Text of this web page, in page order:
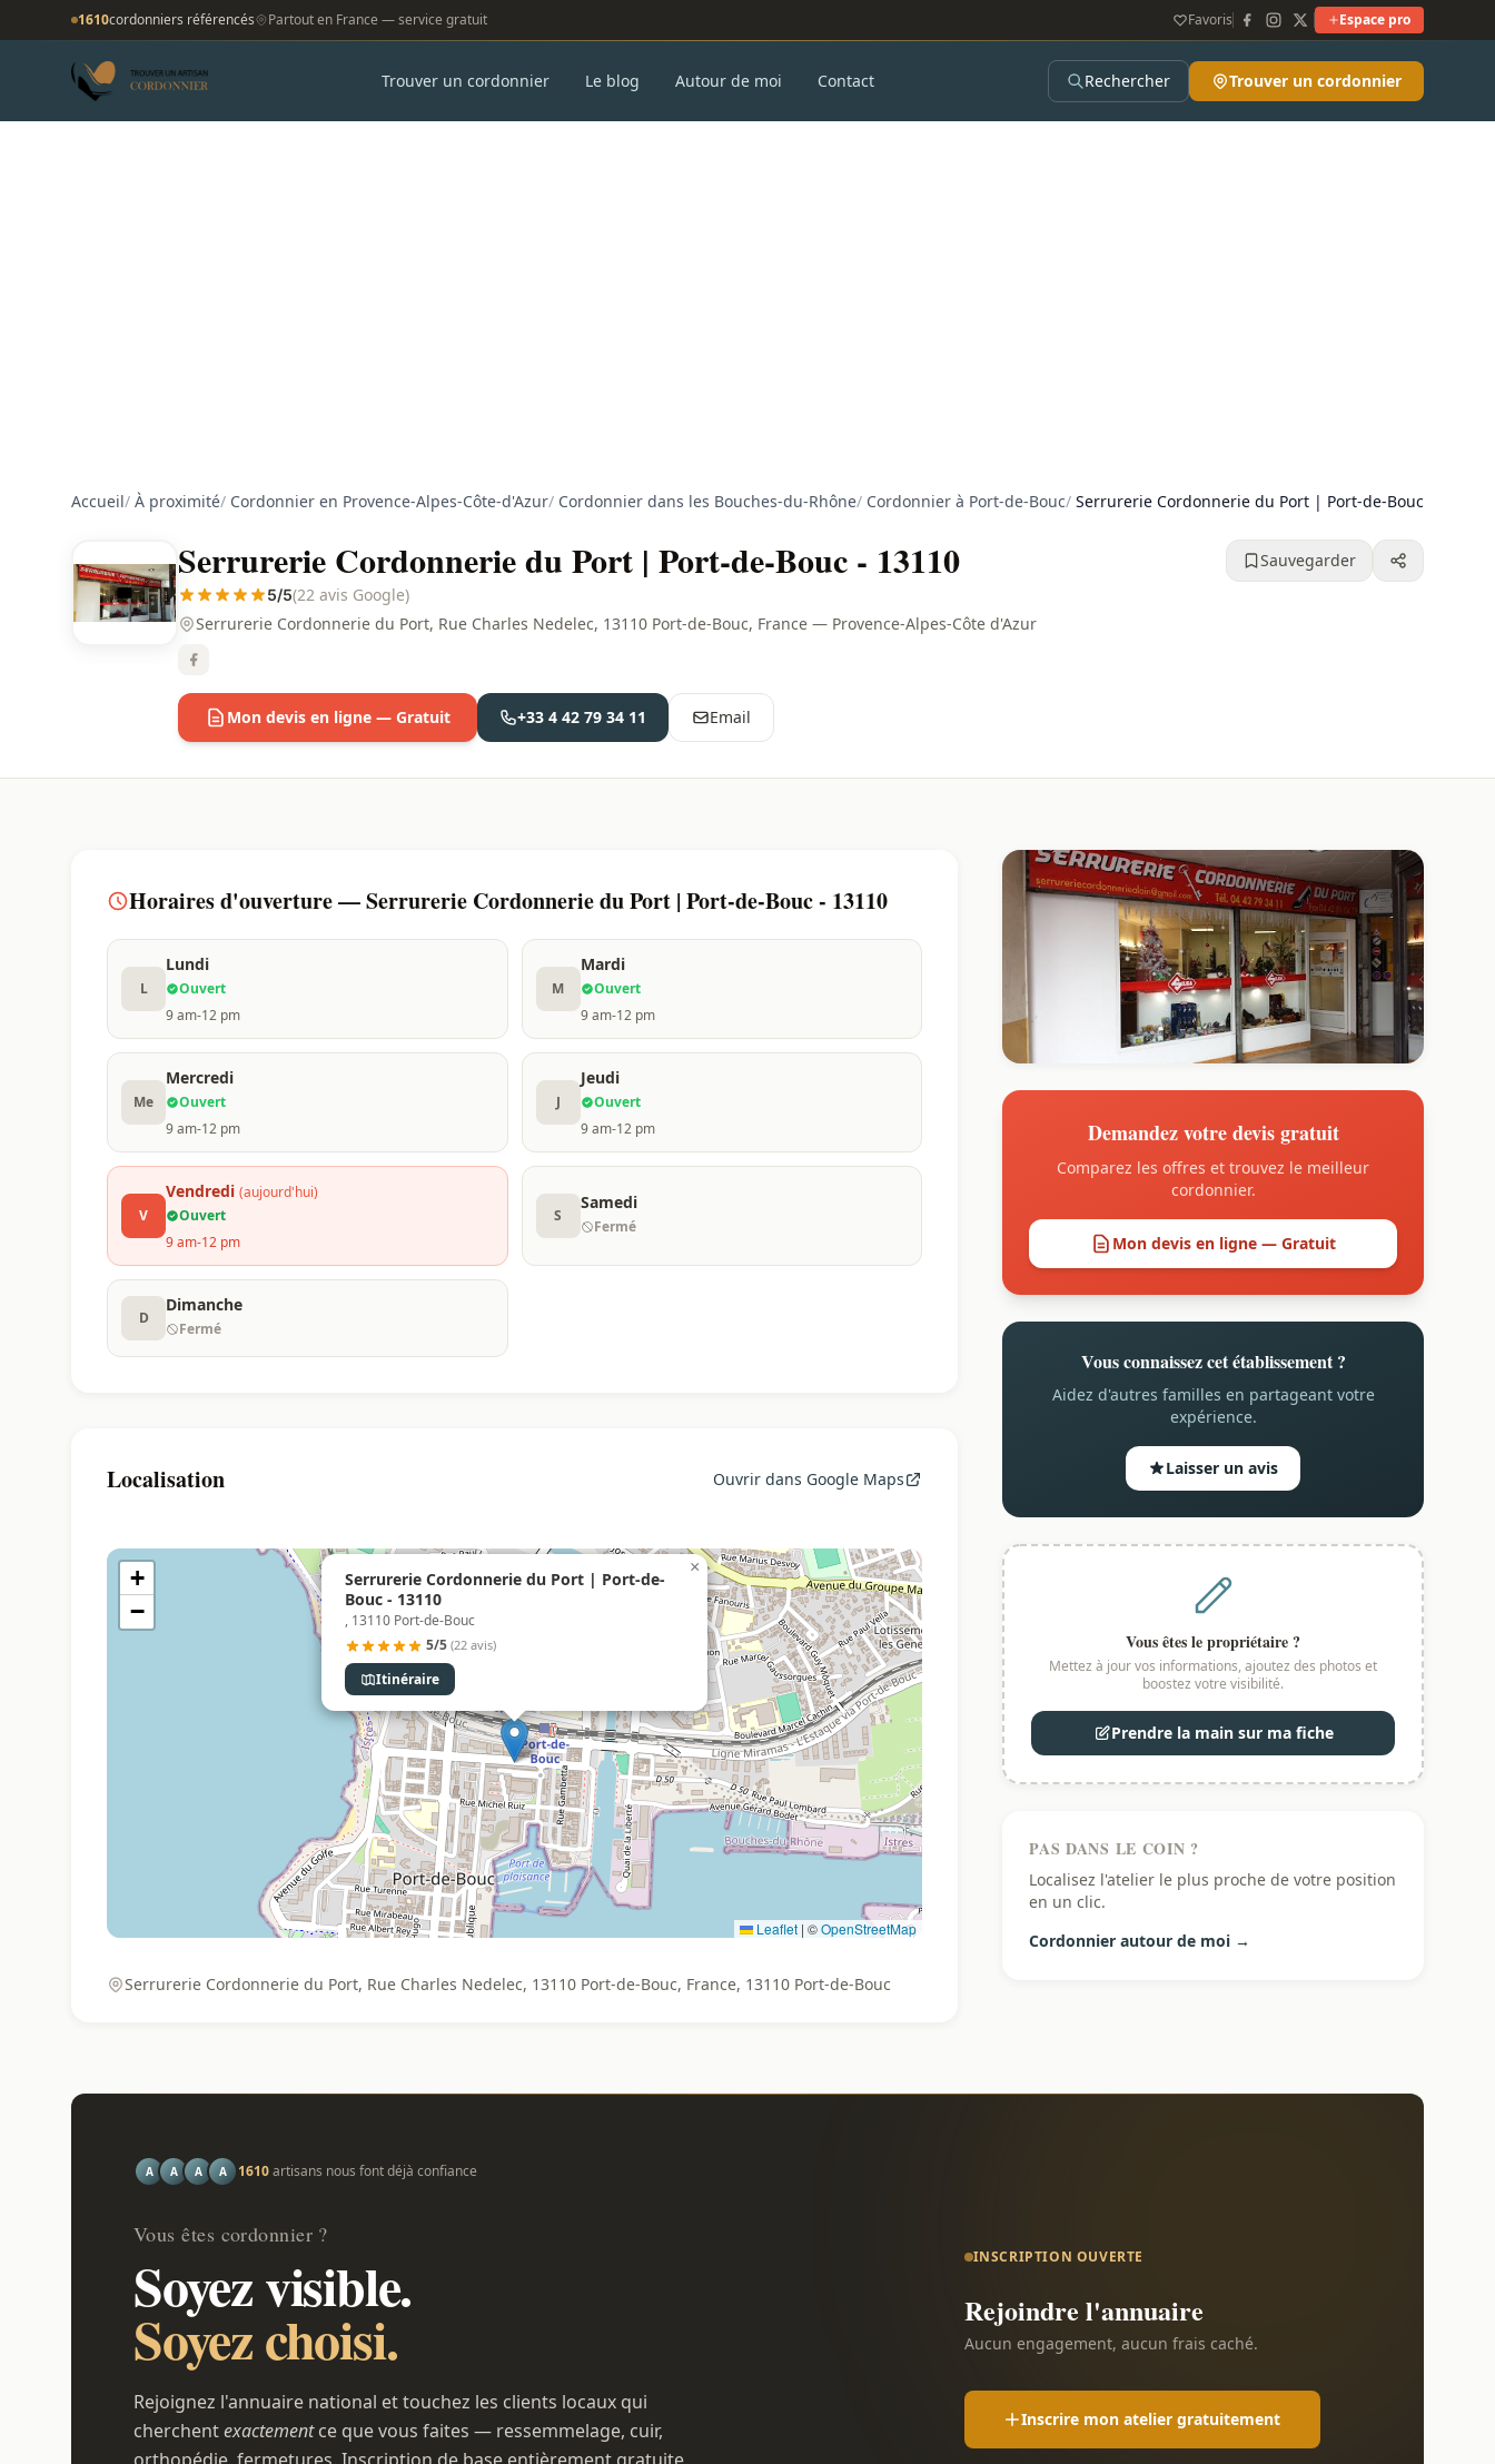
1610cordonniers référencés Partout en France — service gratuit Favoris Espace pro
Trouver un cordonnier Le blog Autour de moi Contact Rechercher Trouver un cordonnier
Accueil/ À proximité/ Cordonnier en Provence-Alpes-Côte-d'Azur/ Cordonnier dans les Bouches-du-Rhône/ Cordonnier à Port-de-Bouc/ Serrurerie Cordonnerie du Port | Port-de-Bouc - 13110
Serrurerie Cordonnerie du Port | Port-de-Bouc - 13110
5/5(22 avis Google)
Serrurerie Cordonnerie du Port, Rue Charles Nedelec, 13110 Port-de-Bouc, France — Provence-Alpes-Côte d'Azur
Sauvegarder
Mon devis en ligne — Gratuit +33 4 42 79 34 11 Email
Horaires d'ouverture — Serrurerie Cordonnerie du Port | Port-de-Bouc - 13110
L
Lundi
Ouvert
9 am-12 pm
M
Mardi
Ouvert
9 am-12 pm
Me
Mercredi
Ouvert
9 am-12 pm
J
Jeudi
Ouvert
9 am-12 pm
V
Vendredi (aujourd'hui)
Ouvert
9 am-12 pm
S
Samedi
Fermé
D
Dimanche
Fermé
Localisation Ouvrir dans Google Maps
Serrurerie Cordonnerie du Port | Port-de-
Bouc - 13110
, 13110 Port-de-Bouc
5/5 (22 avis)
Itinéraire
×
+
−
Leaflet | ©OpenStreetMap
Serrurerie Cordonnerie du Port, Rue Charles Nedelec, 13110 Port-de-Bouc, France, 13110 Port-de-Bouc
Demandez votre devis gratuit
Comparez les offres et trouvez le meilleur
cordonnier.
Mon devis en ligne — Gratuit
Vous connaissez cet établissement ?
Aidez d'autres familles en partageant votre
expérience.
Laisser un avis
Vous êtes le propriétaire ?
Mettez à jour vos informations, ajoutez des photos et
boostez votre visibilité.
Prendre la main sur ma fiche
PAS DANS LE COIN ?
Localisez l'atelier le plus proche de votre position
en un clic.
Cordonnier autour de moi →
A A A A 1610artisans nous font déjà confiance
Vous êtes cordonnier ?
Soyez visible.
Soyez choisi.
Rejoignez l'annuaire national et touchez les clients locaux qui
cherchentexactementce que vous faites — ressemmelage, cuir,
INSCRIPTION OUVERTE
Rejoindre l'annuaire
Aucun engagement, aucun frais caché.
Inscrire mon atelier gratuitement